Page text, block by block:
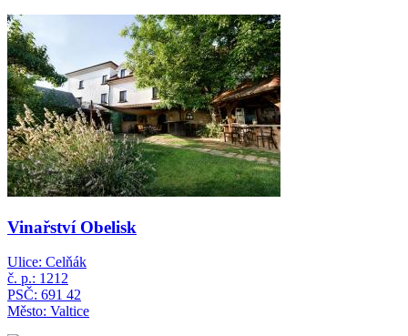
Vinařství Obelisk
Ulice: Celňák
č. p.: 1212
PSČ: 691 42
Město: Valtice